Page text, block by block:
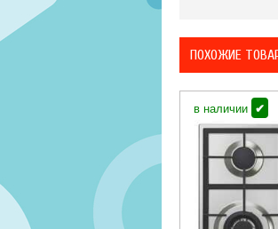
ПОХОЖИЕ
в наличии ✔